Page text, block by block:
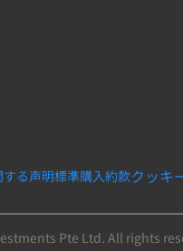
る声明標準購入約款クッキ
Pte Ltd. All rights